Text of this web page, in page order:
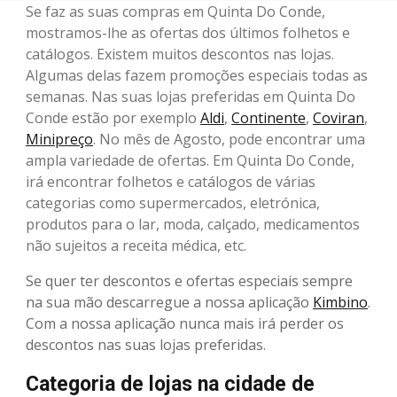
Se faz as suas compras em Quinta Do Conde,
mostramos-lhe as ofertas dos últimos folhetos e
catálogos. Existem muitos descontos nas lojas.
Algumas delas fazem promoções especiais todas as
semanas. Nas suas lojas preferidas em Quinta Do
Conde estão por exemplo Aldi, Continente, Coviran,
Minipreço. No mês de Agosto, pode encontrar uma
ampla variedade de ofertas. Em Quinta Do Conde,
irá encontrar folhetos e catálogos de várias
categorias como supermercados, eletrónica,
produtos para o lar, moda, calçado, medicamentos
não sujeitos a receita médica, etc.
Se quer ter descontos e ofertas especiais sempre
na sua mão descarregue a nossa aplicação Kimbino.
Com a nossa aplicação nunca mais irá perder os
descontos nas suas lojas preferidas.
Categoria de lojas na cidade de